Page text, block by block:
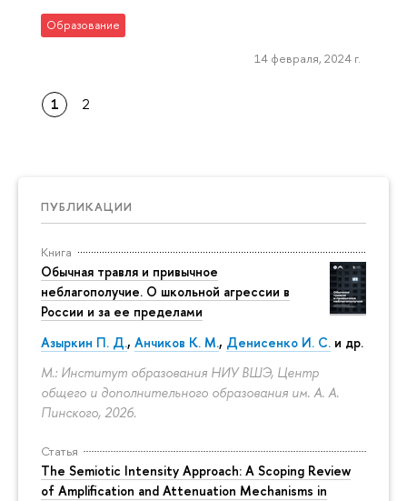
ПУБЛИКАЦИИ
Книга
Обычная травля и привычное
неблагополучие. О школьной агрессии в
России и за ее пределами
Азыркин П. Д., Анчиков К. М., Денисенко И. С. и др.
М.: Институт образования НИУ ВШЭ, Центр
общего и дополнительного образования им. А. А.
Пинского, 2026.
Статья
The Semiotic Intensity Approach: A Scoping Review
of Amplification and Attenuation Mechanisms in
Образование
14 февраля, 2024 г.
1 2